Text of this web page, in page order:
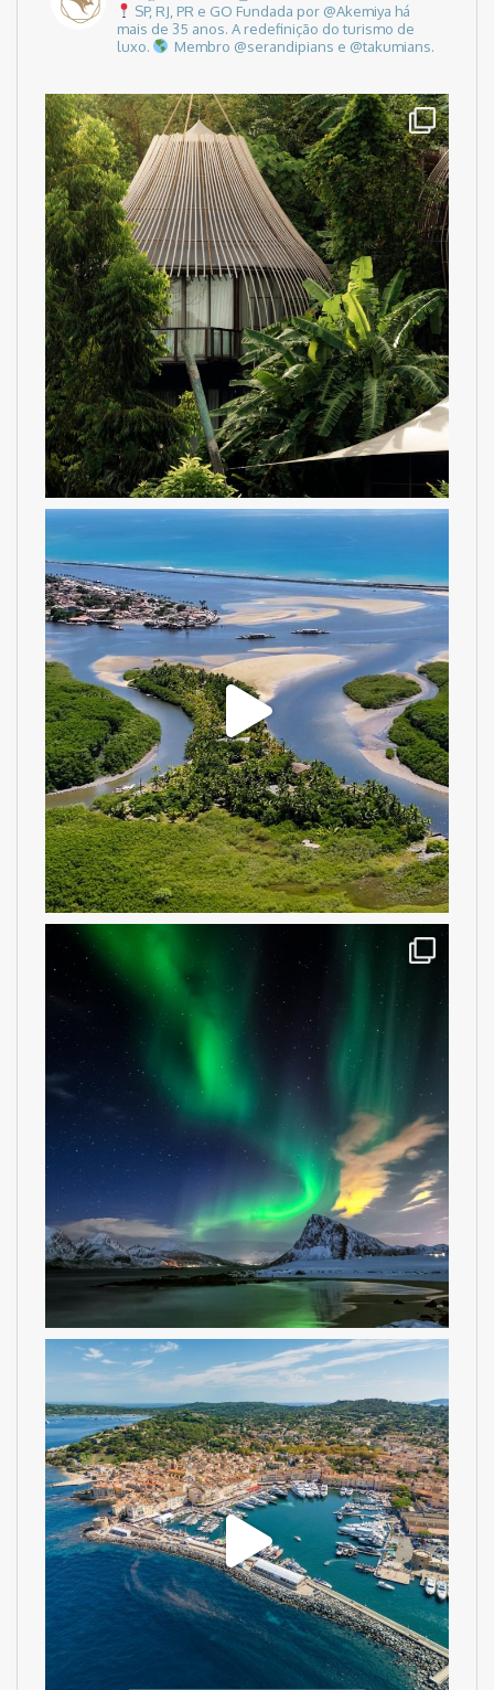
SP, RJ, PR e GO Fundada por @Akemiya há
mais de 35 anos. A redefinição do turismo de
luxo.
Membro @serandipians e @takumians.